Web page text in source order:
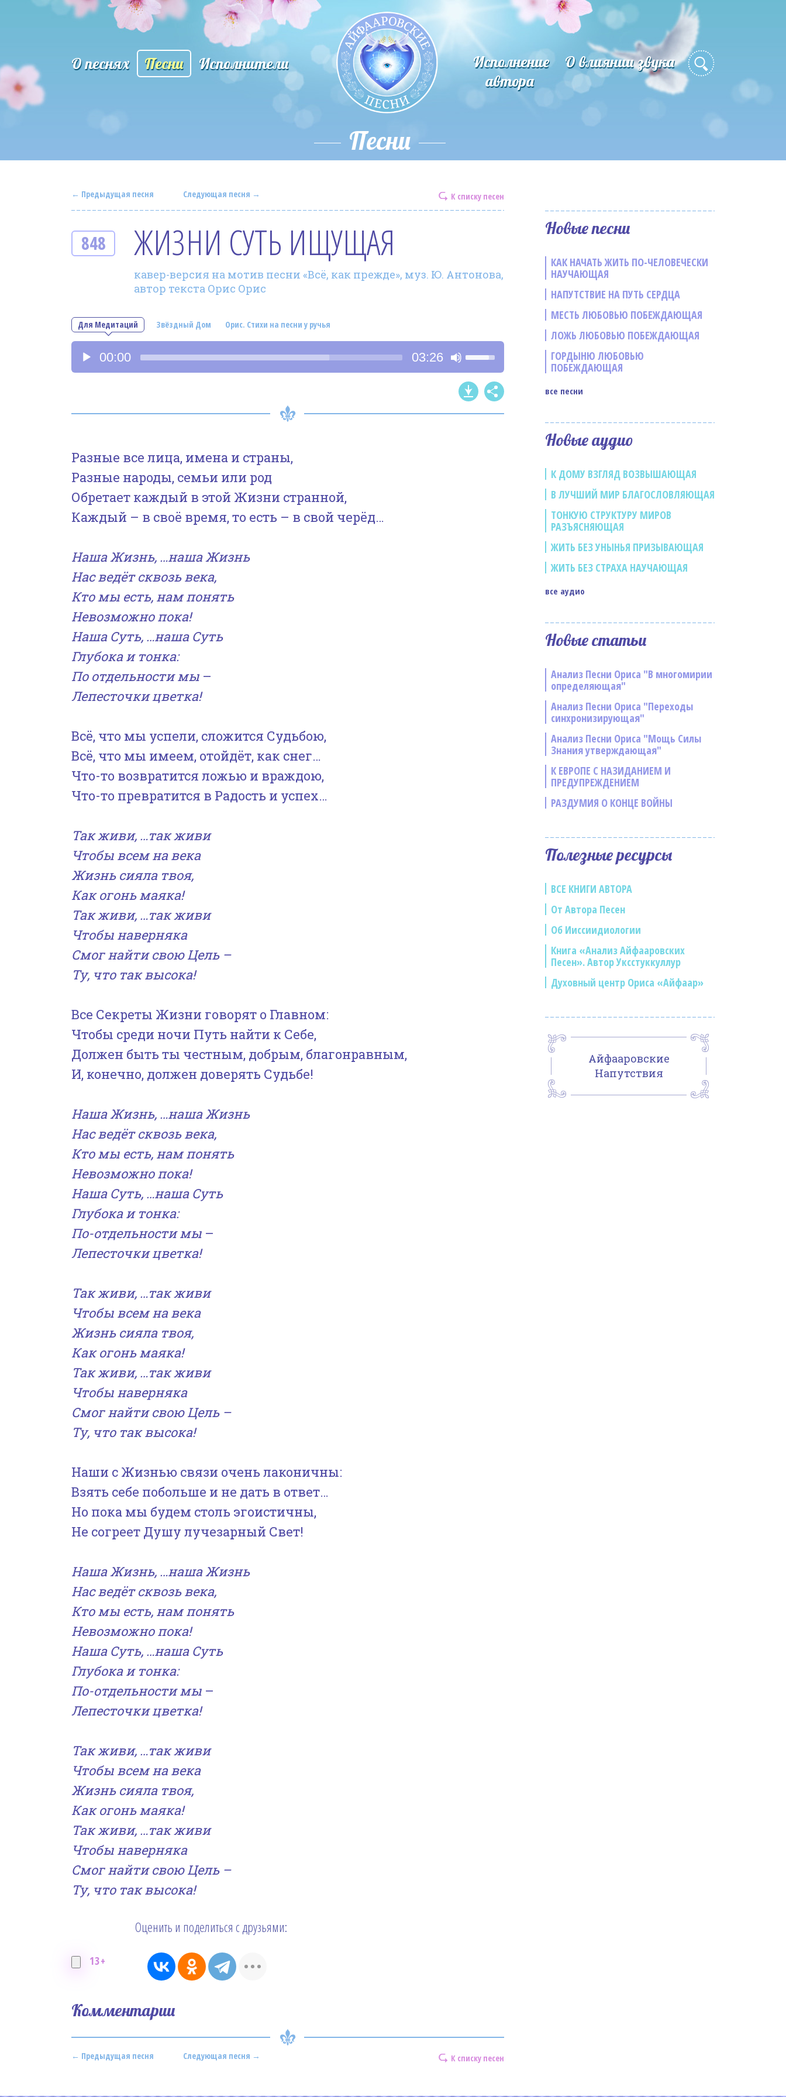
О песнях Песни Исполнители
Исполнение
автора
О влиянии звука
Песни
← Предыдущая песня К списку песен
Следующая песня →
848 ЖИЗНИ СУТЬ ИЩУЩАЯ
кавер-версия на мотив песни «Всё, как прежде», муз. Ю. Антонова,
автор текста Орис Орис
Для Медитаций Звёздный Дом Орис. Стихи на песни у ручья
Аудиоплеер
00:00 03:26
Используйте
клавиши
со
стрелками
Разные все лица, имена и страны,
Разные народы, семьи или род
Обретает каждый в этой Жизни странной,
Каждый – в своё время, то есть – в свой черёд…
Наша Жизнь, …наша Жизнь
Нас ведёт сквозь века,
Кто мы есть, нам понять
Невозможно пока!
Наша Суть, …наша Суть
Глубока и тонка:
По отдельности мы –
Лепесточки цветка!
Всё, что мы успели, сложится Судьбою,
Всё, что мы имеем, отойдёт, как снег…
Что-то возвратится ложью и враждою,
Что-то превратится в Радость и успех…
Так живи, …так живи
Чтобы всем на века
Жизнь сияла твоя,
Как огонь маяка!
Так живи, …так живи
Чтобы наверняка
Смог найти свою Цель –
Ту, что так высока!
Все Секреты Жизни говорят о Главном:
Чтобы среди ночи Путь найти к Себе,
Должен быть ты честным, добрым, благонравным,
И, конечно, должен доверять Судьбе!
Наша Жизнь, …наша Жизнь
Нас ведёт сквозь века,
Кто мы есть, нам понять
Невозможно пока!
Наша Суть, …наша Суть
Глубока и тонка:
По-отдельности мы –
Лепесточки цветка!
Так живи, …так живи
Чтобы всем на века
Жизнь сияла твоя,
Как огонь маяка!
Так живи, …так живи
Чтобы наверняка
Смог найти свою Цель –
Ту, что так высока!
Наши с Жизнью связи очень лаконичны:
Взять себе побольше и не дать в ответ…
Но пока мы будем столь эгоистичны,
Не согреет Душу лучезарный Свет!
Наша Жизнь, …наша Жизнь
Нас ведёт сквозь века,
Кто мы есть, нам понять
Невозможно пока!
Наша Суть, …наша Суть
Глубока и тонка:
По-отдельности мы –
Лепесточки цветка!
Так живи, …так живи
Чтобы всем на века
Жизнь сияла твоя,
Как огонь маяка!
Так живи, …так живи
Чтобы наверняка
Смог найти свою Цель –
Ту, что так высока!
13+
Оценить и поделиться с друзьями:
Комментарии
← Предыдущая песня К списку песен
Следующая песня →
Новые песни
КАК НАЧАТЬ ЖИТЬ ПО-ЧЕЛОВЕЧЕСКИ
НАУЧАЮЩАЯ
НАПУТСТВИЕ НА ПУТЬ СЕРДЦА
МЕСТЬ ЛЮБОВЬЮ ПОБЕЖДАЮЩАЯ
ЛОЖЬ ЛЮБОВЬЮ ПОБЕЖДАЮЩАЯ
ГОРДЫНЮ ЛЮБОВЬЮ
ПОБЕЖДАЮЩАЯ
все песни
Новые аудио
К ДОМУ ВЗГЛЯД ВОЗВЫШАЮЩАЯ
В ЛУЧШИЙ МИР БЛАГОСЛОВЛЯЮЩАЯ
ТОНКУЮ СТРУКТУРУ МИРОВ
РАЗЪЯСНЯЮЩАЯ
ЖИТЬ БЕЗ УНЫНЬЯ ПРИЗЫВАЮЩАЯ
ЖИТЬ БЕЗ СТРАХА НАУЧАЮЩАЯ
все аудио
Новые статьи
Анализ Песни Ориса "В многомирии
определяющая"
Анализ Песни Ориса "Переходы
синхронизирующая"
Анализ Песни Ориса "Мощь Силы
Знания утверждающая"
К ЕВРОПЕ С НАЗИДАНИЕМ И
ПРЕДУПРЕЖДЕНИЕМ
РАЗДУМИЯ О КОНЦЕ ВОЙНЫ
Полезные ресурсы
ВСЕ КНИГИ АВТОРА
От Автора Песен
Об Ииссиидиологии
Книга «Анализ Айфааровских
Песен». Автор Уксстуккуллур
Духовный центр Ориса «Айфаар»
Айфааровские
Напутствия